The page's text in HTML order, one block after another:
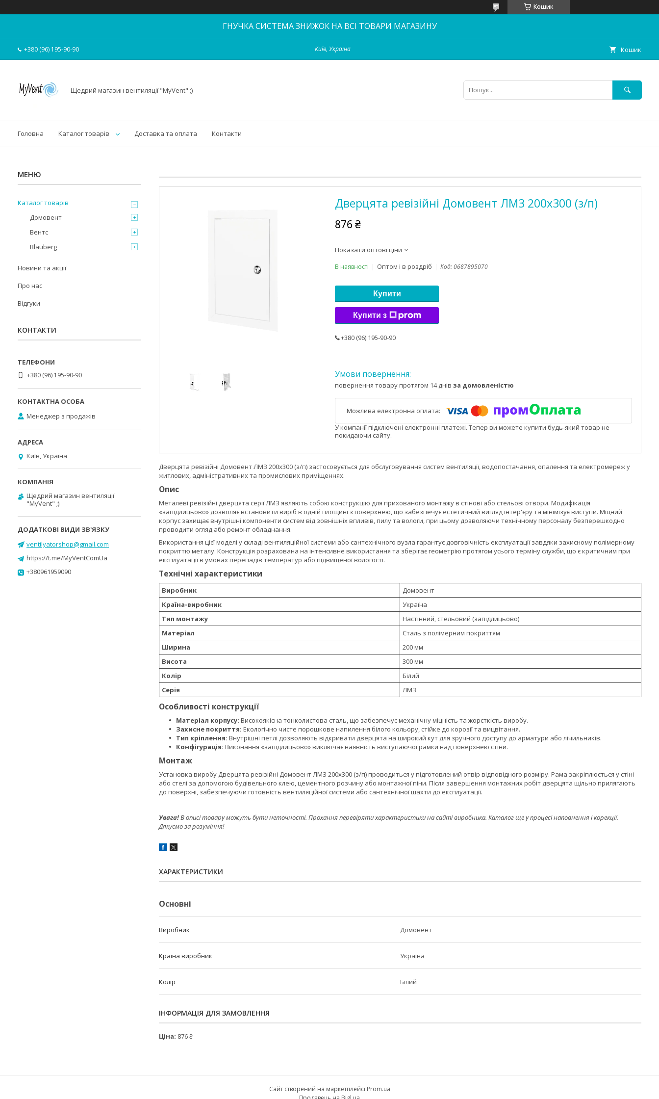
Кошик
ГНУЧКА СИСТЕМА ЗНИЖОК НА ВСІ ТОВАРИ МАГАЗИНУ
+380 (96) 195-90-90 Київ, Україна Кошик
Щедрий магазин вентиляції "MyVent" ;)
Головна Каталог товарів Доставка та оплата Контакти
Дверцята ревізійні Домовент ЛМЗ 200х300 (з/п)
876 ₴
Показати оптові ціни
В наявності Оптом і в роздріб Код:0687895070
Купити
Купити з
+380 (96) 195-90-90
повернення товару протягом 14 днів за домовленістю
У компанії підключені електронні платежі. Тепер ви можете купити будь-який товар не
покидаючи сайту.
Дверцята ревізійні Домовент ЛМЗ 200х300 (з/п) застосовується для обслуговування систем вентиляції, водопостачання, опалення та електромереж у
житлових, адміністративних та промислових приміщеннях.
Опис
Металеві ревізійні дверцята серії ЛМЗ являють собою конструкцію для прихованого монтажу в стінові або стельові отвори. Модифікація
«запідлицьово» дозволяє встановити виріб в одній площині з поверхнею, що забезпечує естетичний вигляд інтер'єру та мінімізує виступи. Міцний
корпус захищає внутрішні компоненти систем від зовнішніх впливів, пилу та вологи, при цьому дозволяючи технічному персоналу безперешкодно
проводити огляд або ремонт обладнання.
Використання цієї моделі у складі вентиляційної системи або сантехнічного вузла гарантує довговічність експлуатації завдяки захисному полімерному
покриттю металу. Конструкція розрахована на інтенсивне використання та зберігає геометрію протягом усього терміну служби, що є критичним при
експлуатації в умовах перепадів температур або підвищеної вологості.
Технічні характеристики
Виробник
Домовент
Країна-виробник
Україна
Тип монтажу
Настінний, стельовий (запідлицьово)
Матеріал
Сталь з полімерним покриттям
Ширина
200 мм
Висота
300 мм
Колір
Білий
Серія
ЛМЗ
Особливості конструкції
Матеріал корпусу: Високоякісна тонколистова сталь, що забезпечує механічну міцність та жорсткість виробу.
Захисне покриття: Екологічно чисте порошкове напилення білого кольору, стійке до корозії та вицвітання.
Тип кріплення: Внутрішні петлі дозволяють відкривати дверцята на широкий кут для зручного доступу до арматури або лічильників.
Конфігурація: Виконання «запідлицьово» виключає наявність виступаючої рамки над поверхнею стіни.
Монтаж
Установка виробу Дверцята ревізійні Домовент ЛМЗ 200х300 (з/п) проводиться у підготовлений отвір відповідного розміру. Рама закріплюється у стіні
або стелі за допомогою будівельного клею, цементного розчину або монтажної піни. Після завершення монтажних робіт дверцята щільно прилягають
до поверхні, забезпечуючи готовність вентиляційної системи або сантехнічної шахти до експлуатації.
Увага!В описі товару можуть бути неточності. Прохання перевіряти характеристики на сайті виробника. Каталог ще у процесі наповнення і корекції.
Дякуємо за розуміння!
ХАРАКТЕРИСТИКИ
Основні
Виробник Домовент
Країна виробник Україна
Колір Білий
ІНФОРМАЦІЯ ДЛЯ ЗАМОВЛЕННЯ
Ціна: 876 ₴
Каталог товарів
Домовент
Вентс
Blauberg
Новини та акції
Про нас
Відгуки
КОНТАКТИ
+380 (96) 195-90-90
Менеджер з продажів
Київ, Україна
Щедрий магазин вентиляції
"MyVent" ;)
ventilyatorshop@gmail.com
https://t.me/MyVentComUa
+380961959090
Сайт створений на маркетплейсі Prom.ua